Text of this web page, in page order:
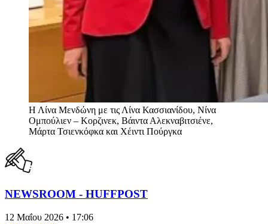
Η Λίνα Μενδώνη με τις Λίνα Κασσιανίδου, Νίνα
Ομπούλιεν – Κορζινεκ, Βάιντα Αλεκναβιτσιένε,
Μάρτα Τσιενκόφκα και Χέιντι Πούργκα
NEWSROOM - HUFFPOST
12 Μαΐου 2026 • 17:06